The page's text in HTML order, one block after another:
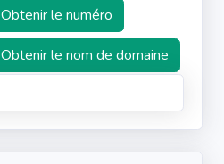
Obtenir le numéro
Obtenir le nom de domaine